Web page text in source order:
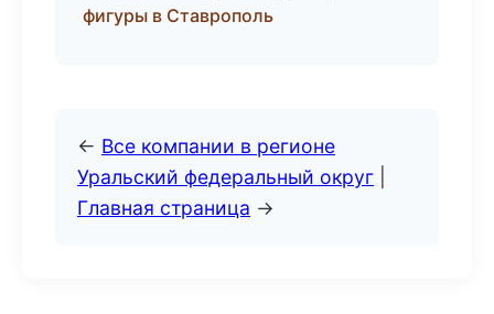
фигуры в Ставрополь
← Все компании в регионе
Уральский федеральный округ
Главная страница →